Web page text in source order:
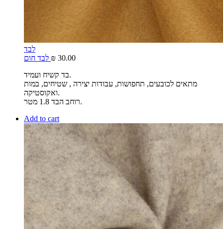
לבד
₪ 30.00
בד קשיח ועמיד.
מתאים לכובעים, תחפושות, עבודות יצירה , שטיחים, במות
ואקוסטיקה.
רוחב הבד 1.8 מטר.
Add to cart